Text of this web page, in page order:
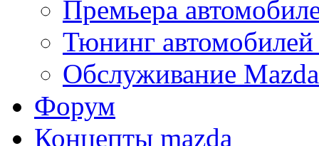
Премьера
Тюнинг
Обслуживание Mazda
Форум
Концепты mazda